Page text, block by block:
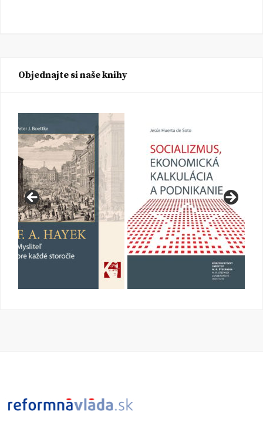
Objednajte si naše knihy